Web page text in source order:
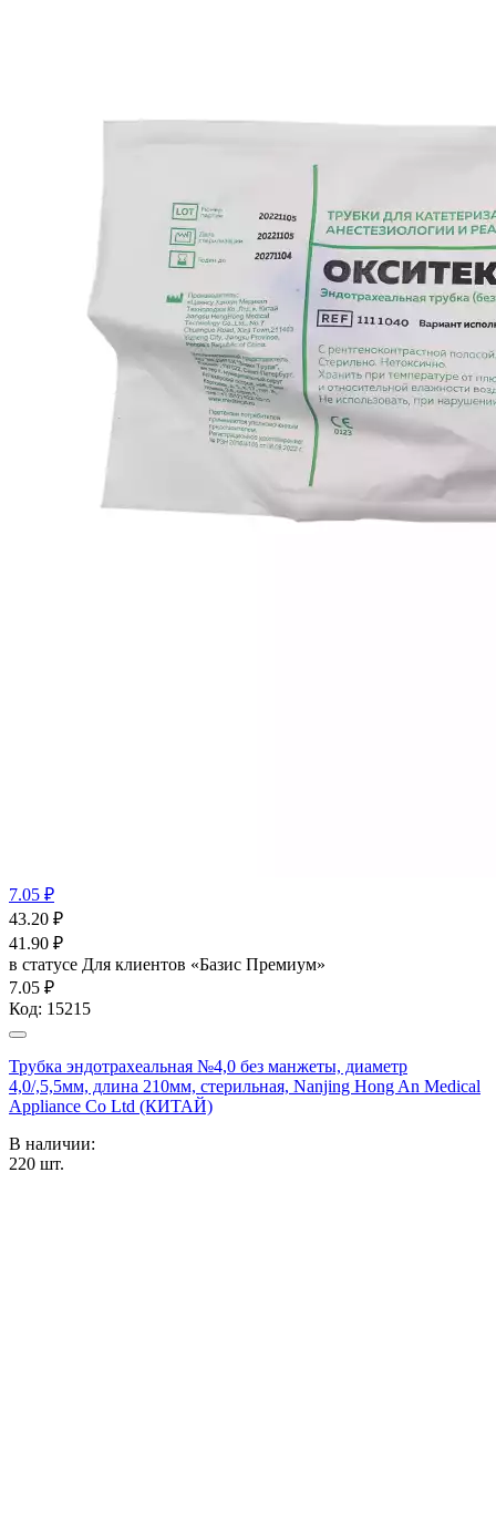
7.05 ₽
43.20 ₽
41.90 ₽
в статусе Для клиентов «Базис Премиум»
7.05 ₽
Код: 15215
Трубка эндотрахеальная №4,0 без манжеты, диаметр
4,0/,5,5мм, длина 210мм, стерильная, Nanjing Hong An Medical
Appliance Co Ltd (КИТАЙ)
В наличии:
220 шт.